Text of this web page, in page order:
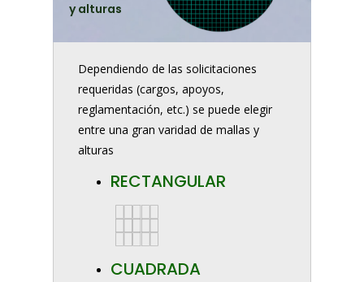
y alturas
Dependiendo de las solicitaciones
requeridas (cargos, apoyos,
reglamentación, etc.) se puede elegir
entre una gran varidad de mallas y
alturas
RECTANGULAR
CUADRADA